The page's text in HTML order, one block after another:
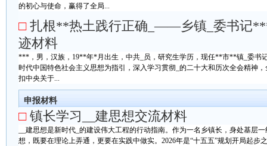
的初心与使命，赢得了全局...
□ 扎根**热土践行正确_——乡镇_委书记
迹材料
***，男，汉族，19**年*月出生，中共_员，研究生学历，现任**市**镇_委书
时代中国特色社会主义思想为指引，深入学习贯彻_的二十大和历次全会精神
扣中央关于...
申报材料
□ 镇长学习__建思想交流材料
__建思想是新时代_的建设伟大工程的行动指南。作为一名乡镇长，身处基层
想，既要在理论上弄通，更要在实践中做实。2026年是“十五五”规划开局起步